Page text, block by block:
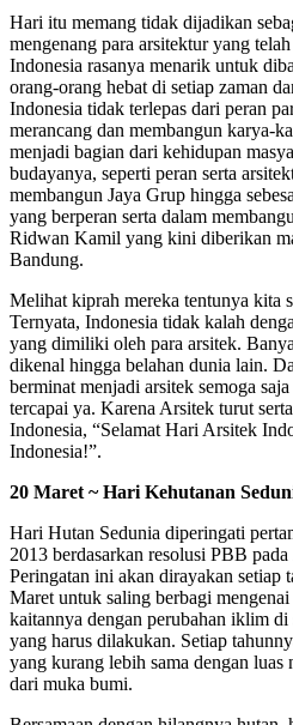
Hari itu memang tidak dijadikan
mengenang para arsitektur yang
Indonesia rasanya menarik untuk
orang-orang hebat di setiap zaman
Indonesia tidak terlepas dari peran
merancang dan membangun karya-
menjadi bagian dari kehidupan
budayanya, seperti peran serta
membangun Jaya Grup hingga
yang berperan serta dalam
Ridwan Kamil yang kini diberikan
Bandung.
Melihat kiprah mereka tentunya kita
Ternyata, Indonesia tidak kalah
yang dimiliki oleh para arsitek.
dikenal hingga belahan dunia lain.
berminat menjadi arsitek semoga
tercapai ya. Karena Arsitek turut
Indonesia, “Selamat Hari Arsitek
Indonesia!”.
20 Maret ~ Hari Kehutanan
Hari Hutan Sedunia diperingati
2013 berdasarkan resolusi PBB
Peringatan ini akan dirayakan setiap
Maret untuk saling berbagi
kaitannya dengan perubahan iklim di
yang harus dilakukan. Setiap
yang kurang lebih sama dengan
dari muka bumi.